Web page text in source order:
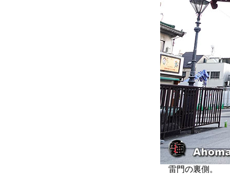
雷門の裏側。